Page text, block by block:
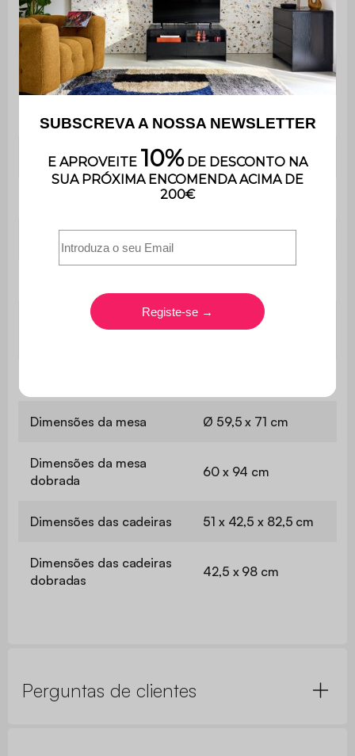
Comprimento da cadeira 51 cm
Altura da cadeira 82,5 cm
Comprimento da mesa 59,5 cm
Altura da mesa 71 cm
Apenas para uso
Dimensões da mesa Ø 59,5 x 71 cm
Dimensões da mesa
dobrada
60 x 94 cm
Dimensões das cadeiras 51 x 42,5 x 82,5 cm
Dimensões das cadeiras
dobradas
42,5 x 98 cm
Perguntas de clientes